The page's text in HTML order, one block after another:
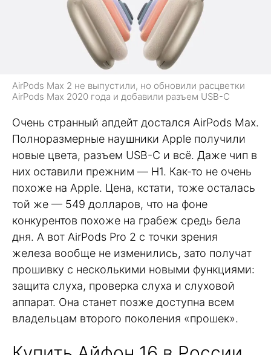
AirPods Max 2 не выпустили, но обновили расцветки
AirPods Max 2020 года и добавили разъем USB-C
Очень странный апдейт достался AirPods Max.
Полноразмерные наушники Apple получили
новые цвета, разъем USB-C и всё. Даже чип в
них оставили прежним — H1. Как-то не очень
похоже на Apple. Цена, кстати, тоже осталась
той же — 549 долларов, что на фоне
конкурентов похоже на грабеж средь бела
дня. А вот AirPods Pro 2 с точки зрения
железа вообще не изменились, зато получат
прошивку с несколькими новыми функциями:
защита слуха, проверка слуха и слуховой
аппарат. Она станет позже доступна всем
владельцам второго поколения «прошек».